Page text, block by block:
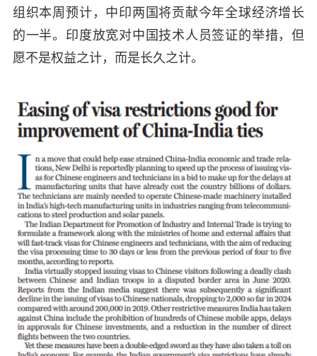
组织本周预计，中印两国将贡献今年全球经济增长
的一半。印度放宽对中国技术人员签证的举措，但
愿不是权益之计，而是长久之计。